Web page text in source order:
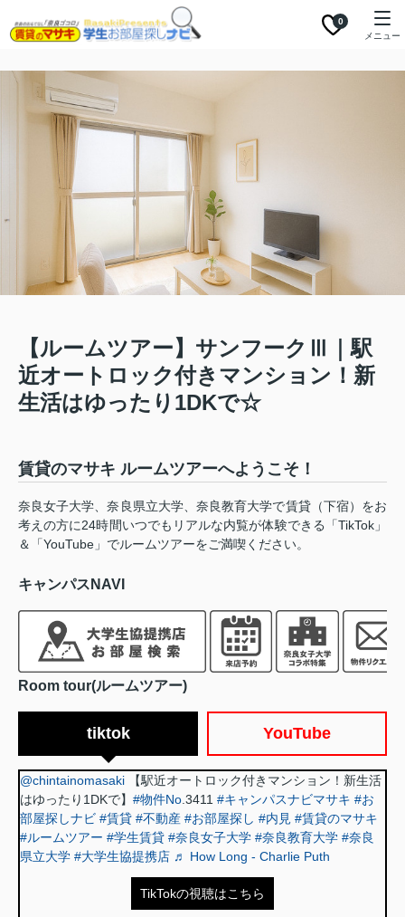
0
メニュー
【ルームツアー】サンフークⅢ｜駅
近オートロック付きマンション！新
生活はゆったり1DKで☆
賃貸のマサキ ルームツアーへようこそ！
奈良女子大学、奈良県立大学、奈良教育大学で賃貸（下宿）をお
考えの方に24時間いつでもリアルな内覧が体験できる「TikTok」
＆「YouTube」でルームツアーをご満喫ください。
キャンパスNAVI
Room tour(ルームツアー)
tiktok YouTube
@chintainomasaki 【駅近オートロック付きマンション！新生活
はゆったり1DKで】 #物件No .3411 #キャンパスナビマサキ #お
部屋探しナビ #賃貸 #不動産 #お部屋探し #内見 #賃貸のマサキ
#ルームツアー #学生賃貸 #奈良女子大学 #奈良教育大学 #奈良
県立大学 #大学生協提携店 ♬ How Long - Charlie Puth
TikTokの視聴はこちら